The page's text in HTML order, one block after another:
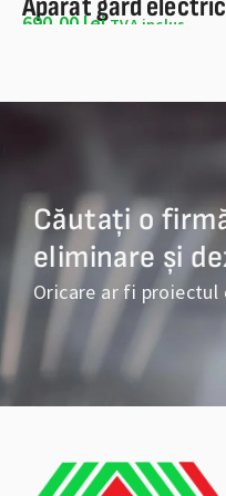
Aparat gard
690,00lei TVA inclus
Căutați o
eliminare și
Oricare ar fi proiectul